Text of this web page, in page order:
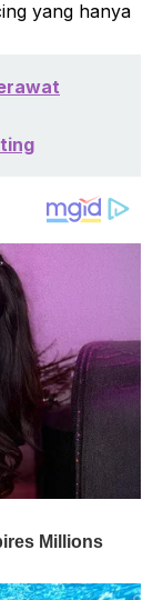
yang hanya